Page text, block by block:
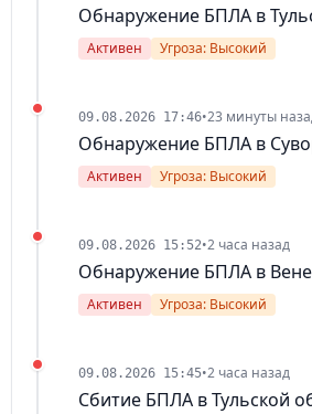
Обнаружение БПЛА в
Активен Угроза: Высокий
09.08.2026 17:46•23 минуты
Обнаружение БПЛА в
Активен Угроза: Высокий
09.08.2026 15:52•2 часа назад
Обнаружение БПЛА в
Активен Угроза: Высокий
09.08.2026 15:45•2 часа назад
Сбитие БПЛА в Тульской